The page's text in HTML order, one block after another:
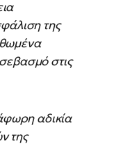
της
στις
αδικία
της